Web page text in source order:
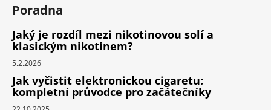
Poradna
Jaký je rozdíl mezi nikotinovou solí a
klasickým nikotinem?
5.2.2026
Jak vyčistit elektronickou cigaretu:
kompletní průvodce pro začátečníky